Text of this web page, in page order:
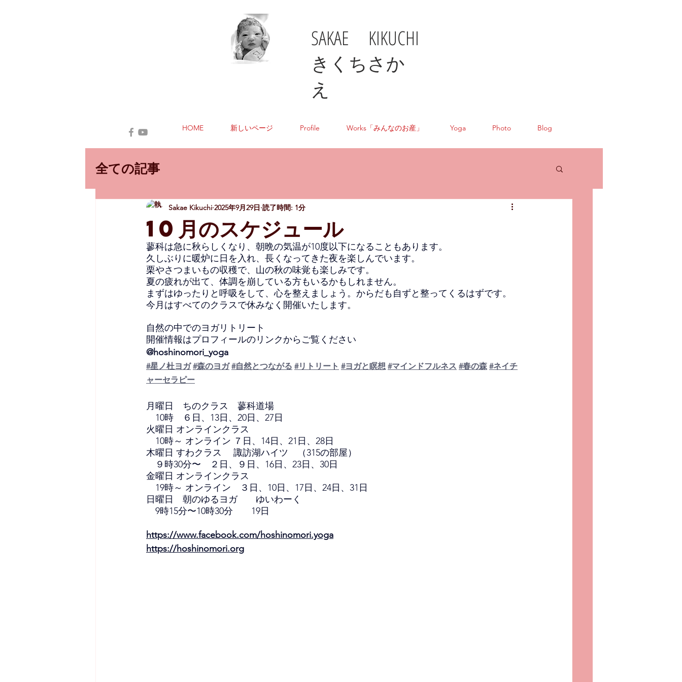
SAKAE KIKUCHI
​きくちさか
え
HOME 新しいページ Profile Works「みんなのお産」 Yoga Photo Blog
全ての記事
10月のスケジュール
Sakae Kikuchi 2025年9月29日 読了時間: 1分
蓼科は急に秋らしくなり、朝晩の気温が10度以下になることもあります。
久しぶりに暖炉に日を入れ、長くなってきた夜を楽しんでいます。
栗やさつまいもの収穫で、山の秋の味覚も楽しみです。
夏の疲れが出て、体調を崩している方もいるかもしれません。
まずはゆったりと呼吸をして、心を整えましょう。からだも自ずと整ってくるはずです。
今月はすべてのクラスで休みなく開催いたします。
自然の中でのヨガリトリート
開催情報はプロフィールのリンクからご覧ください
@hoshinomori_yoga
#星ノ杜ヨガ #森のヨガ #自然とつながる #リトリート #ヨガと瞑想 #マインドフルネス #春の森 #ネイチ
ャーセラピー
月曜日　ちのクラス　蓼科道場
10時　６日、13日、20日、27日
火曜日 オンラインクラス
10時～ オンライン ７日、14日、21日、28日
木曜日 すわクラス　 諏訪湖ハイツ　（315の部屋）
９時30分〜　２日、９日、16日、23日、30日
金曜日 オンラインクラス
19時～ オンライン　３日、10日、17日、24日、31日
日曜日　朝のゆるヨガ　　ゆいわーく
9時15分〜10時30分　　19日
https://www.facebook.com/hoshinomori.yoga
https://hoshinomori.org